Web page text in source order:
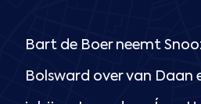
Bart de Boer neemt
Bolsward over van Daan